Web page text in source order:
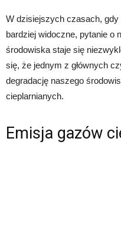
W dzisiejszych czasach,
bardziej widoczne, pytanie o
środowiska staje się
się, że jednym z głównych
degradację naszego
cieplarnianych.
Emisja gazów